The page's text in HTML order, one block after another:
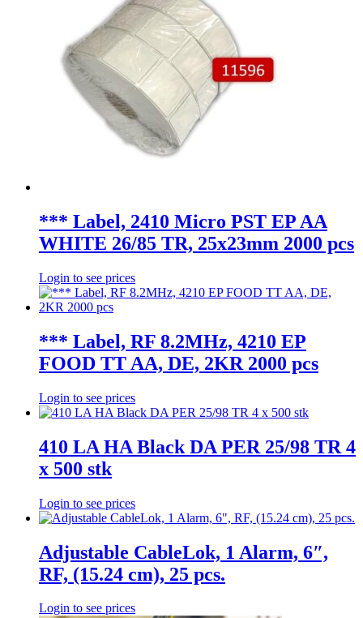
*** Label, 2410 Micro PST EP AA
WHITE 26/85 TR, 25x23mm 2000 pcs
Login to see prices
*** Label, RF 8.2MHz, 4210 EP
FOOD TT AA, DE, 2KR 2000 pcs
Login to see prices
410 LA HA Black DA PER 25/98 TR 4
x 500 stk
Login to see prices
Adjustable CableLok, 1 Alarm, 6″,
RF, (15.24 cm), 25 pcs.
Login to see prices